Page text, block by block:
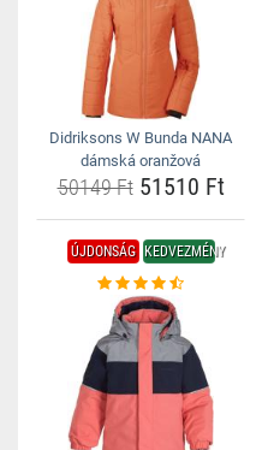
Didriksons W Bunda NANA
dámská oranžová
50149 Ft51510 Ft
ÚJDONSÁG KEDVEZMÉNY